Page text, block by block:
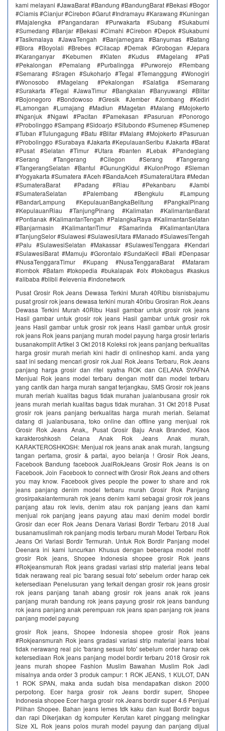
kami melayani #JawaBarat #Bandung #BandungBarat #Bekasi #Bogor
#Ciamis #Cianjur #Cirebon #Garut #Indramayu #Karawang #Kuningan
#Majalengka #Pangandaran #Purwakarta #Subang #Sukabumi
#Sumedang #Banjar #Bekasi #Cimahi #Cirebon #Depok #Sukabumi
#Tasikmalaya #JawaTengah #Banjarnegara #Banyumas #Batang
#Blora #Boyolali #Brebes #Cilacap #Demak #Grobogan #Jepara
#Karanganyar #Kebumen #Klaten #Kudus #Magelang #Pati
#Pekalongan #Pemalang #Purbalingga #Purworejo #Rembang
#Semarang #Sragen #Sukoharjo #Tegal #Temanggung #Wonogiri
#Wonosobo #Magelang #Pekalongan #Salatiga #Semarang
#Surakarta #Tegal #JawaTimur #Bangkalan #Banyuwangi #Blitar
#Bojonegoro #Bondowoso #Gresik #Jember #Jombang #Kediri
#Lamongan #Lumajang #Madiun #Magetan #Malang #Mojokerto
#Nganjuk #Ngawi #Pacitan #Pamekasan #Pasuruan #Ponorogo
#Probolinggo #Sampang #Sidoarjo #Situbondo #Sumenep #Sumenep
#Tuban #Tulungagung #Batu #Blitar #Malang #Mojokerto #Pasuruan
#Probolinggo #Surabaya #Jakarta #KepulauanSeribu #Jakarta #Barat
#Pusat #Selatan #Timur #Utara #banten #Lebak #Pandeglang
#Serang #Tangerang #Cilegon #Serang #Tangerang
#TangerangSelatan #Bantul #GunungKidul #KulonProgo #Sleman
#Yogyakarta #Sumatera #Aceh #BandaAceh #SumateraUtara #Medan
#SumateraBarat #Padang #Riau #Pekanbaru #Jambi
#SumateraSelatan #Palembang #Bengkulu #Lampung
#BandarLampung #KepulauanBangkaBelitung #PangkalPinang
#KepulauanRiau #TanjungPinang #Kalimatan #KalimantanBarat
#Pontianak #KalimantanTengah #PalangkaRaya #KalimantanSelatan
#Banjarmasin #KalimantanTimur #Samarinda #KalimantanUtara
#TanjungSelor #Sulawesi #SulawesiUtara #Manado #SulawesiTengah
#Palu #SulawesiSelatan #Makassar #SulawesiTenggara #Kendari
#SulawesiBarat #Mamuju #Gorontalo #SundaKecil #Bali #Denpasar
#NusaTenggaraTimur #Kupang #NusaTenggaraBarat #Mataram
#lombok #Batam #tokopedia #bukalapak #olx #tokobagus #kaskus
#alibaba #blibli #elevenia #indonetwork
Pusat Grosir Rok Jeans Dewasa Terkini Murah 40Ribu bisnisbajumu
pusat grosir rok jeans dewasa terkini murah 40ribu Grosiran Rok Jeans
Dewasa Terkini Murah 40Ribu Hasil gambar untuk grosir rok jeans
Hasil gambar untuk grosir rok jeans Hasil gambar untuk grosir rok
jeans Hasil gambar untuk grosir rok jeans Hasil gambar untuk grosir
rok jeans Rok jeans panjang murah model payung harga grosir terlaris
busanakomplit Artikel 3 Okt 2018 Koleksi rok jeans panjang berkualitas
harga grosir murah meriah kini hadir di onlineshop kami. anda yang
saat ini sedang mencari grosir rok Jual Rok Jeans Terbaru, Rok Jeans
panjang harga grosir dan ritel syafna ROK dan CELANA SYAFNA
Menjual Rok jeans model terbaru dengan motif dan model terbaru
yang cantik dan harga murah sangat terjangkau, SMS Grosir rok jeans
murah meriah kualitas bagus tidak murahan jualanbusana grosir rok
jeans murah meriah kualitas bagus tidak murahan. 31 Okt 2018 Pusat
grosir rok jeans panjang berkualitas harga murah meriah. Selamat
datang di jualanbusana, toko online dan offline yang menjual rok
Grosir Rok Jeans Anak,, Pusat Grosir Baju Anak Branded, Kaos
karakteroshkosh Celana Anak Rok Jeans Anak murah,
KARAKTEROSHKOSH: Menjual rok jeans anak anak murah, langsung
tangan pertama, grosir & partai, ayoo belanja ! Grosir Rok Jeans,
Facebook Bandung facebook JualRokJeans Grosir Rok Jeans is on
Facebook. Join Facebook to connect with Grosir Rok Jeans and others
you may know. Facebook gives people the power to share and rok
jeans panjang denim model terbaru murah Grosir Rok Panjang
grosirpakaiantermurah rok jeans denim kami sebagai grosir rok jeans
panjang atau rok levis, denim atau rok panjang jeans dan kami
menjual rok panjang jeans payung atau maxi denim model bordir
Grosir dan ecer Rok Jeans Denara Variasi Bordir Terbaru 2018 Jual
busanamuslimah rok panjang modis terbaru murah Model Terbaru Rok
Jeans Ori Variasi Bordir Termurah. Untuk Rok Bordir Panjang model
Deenara ini kami luncurkan Khusus dengan beberapa model motif
grosir Rok jeans, Shopee Indonesia shopee grosir Rok jeans
#Rokjeansmurah Rok jeans gradasi variasi strip material jeans tebal
tidak nerawang real pic 'barang sesuai foto' sebelum order harap cek
ketersediaan Penelusuran yang terkait dengan grosir rok jeans grosir
rok jeans panjang tanah abang grosir rok jeans anak rok jeans
panjang murah bandung rok jeans payung grosir rok jeans bandung
rok jeans panjang anak perempuan rok jeans span panjang rok jeans
panjang model payung
grosir Rok jeans, Shopee Indonesia shopee grosir Rok jeans
#Rokjeansmurah Rok jeans gradasi variasi strip material jeans tebal
tidak nerawang real pic 'barang sesuai foto' sebelum order harap cek
ketersediaan Rok jeans panjang model bordir terbaru 2018 Grosir rok
jeans murah shopee Fashion Muslim Bawahan Muslim Rok Jadi
misalnya anda order 3 produk campur: 1 ROK JEANS, 1 KULOT, DAN
1 ROK SPAN, maka anda sudah bisa mendapatkan diskon 2000
perpotong. Ecer harga grosir rok Jeans bordir superr, Shopee
Indonesia shopee Ecer harga grosir rok Jeans bordir super 4.6 Penjual
Pilihan Shopee. Bahan jeans lemes tdk kaku dan kuat Bordir bagus
dan rapi Dikerjakan dg komputer Kerutan karet pinggang melingkar
Size XL Rok jeans polos murah model payung dan panjang dijual